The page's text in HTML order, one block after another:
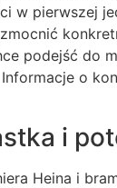
w pierwszej
podejść do
o
i
Heina i